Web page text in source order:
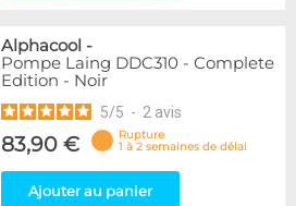
Alphacool -
Pompe Laing DDC310 - Complete
Edition - Noir
5/5 - 2 avis
83,90 €
Rupture
1 à 2 semaines de délai
Ajouter au panier